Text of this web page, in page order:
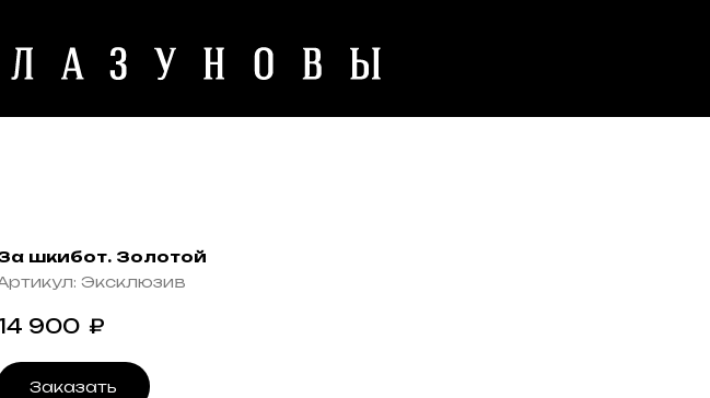
шкибот. Золотой
Эксклюзив
900 ₽
Заказать